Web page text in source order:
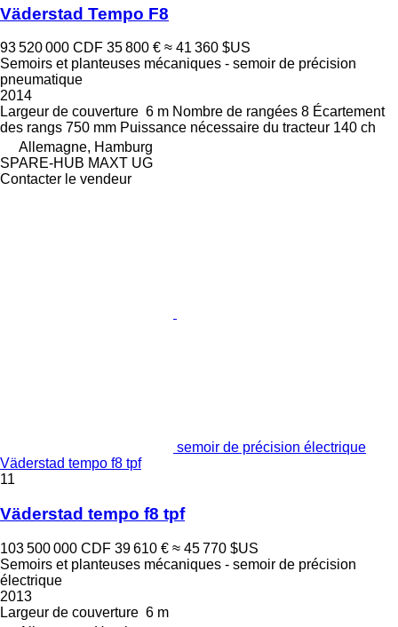
Väderstad Tempo F8
93 520 000 CDF 35 800 € ≈ 41 360 $US
Semoirs et planteuses mécaniques - semoir de précision
pneumatique
2014
Largeur de couverture 6 m Nombre de rangées 8 Écartement
des rangs 750 mm Puissance nécessaire du tracteur 140 ch
Allemagne, Hamburg
SPARE-HUB MAXT UG
Contacter le vendeur
semoir de précision électrique
Väderstad tempo f8 tpf
11
Väderstad tempo f8 tpf
103 500 000 CDF 39 610 € ≈ 45 770 $US
Semoirs et planteuses mécaniques - semoir de précision
électrique
2013
Largeur de couverture 6 m